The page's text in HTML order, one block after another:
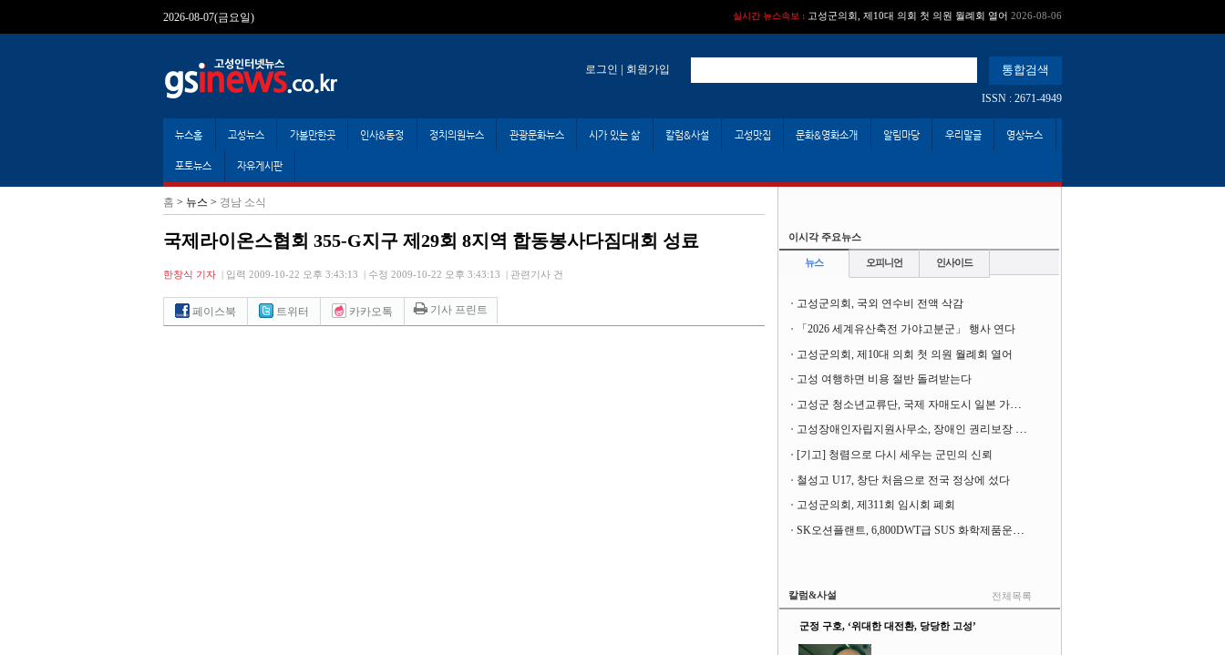
2026-08-07(금요일) 실시간 뉴스속보 :고성 여행하면 비용 절반 돌려받는다 2026-08-06
로그인 | 회원가입
ISSN : 2671-4949
뉴스홈 고성뉴스 가볼만한곳 인사&동정 정치의원뉴스 관광문화뉴스 시가 있는 삶 칼럼&사설 고성맛집 문화&영화소개 알림마당 우리말글 영상뉴스
포토뉴스 자유게시판
홈 > 뉴스 > 경남 소식
국제라이온스협회 355-G지구 제29회 8지역 합동봉사다짐대회 성료
한창식 기자 입력 2009-10-22 오후 3:43:13 수정 2009-10-22 오후 3:43:13 관련기사 건
페이스북 트위터 카카오톡 기사 프린트
이시각 주요뉴스
뉴스 오피니언 인사이드
고성군의회, 국외 연수비 전액 삭감
「2026 세계유산축전 가야고분군」 행사 연다
고성군의회, 제10대 의회 첫 의원 월례회 열어
고성 여행하면 비용 절반 돌려받는다
고성장애인자립지원사무소, 장애인 권리보장 촉구 1인 시위 벌여
[기고] 청렴으로 다시 세우는 군민의 신뢰
철성고 U17, 창단 처음으로 전국 정상에 섰다
고성군의회, 제311회 임시회 폐회
SK오션플랜트, 6,800DWT급 SUS 화학제품운반선 2척 수주
칼럼&사설 전체목록
군정 구호, ‘위대한 대전환, 당당한 고성’